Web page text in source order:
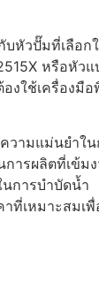
บหัวปั๊มที่เลือก
หรือหัว
งใช้เครื่องมือ
วามแม่นยำใ
ารผลิตที่เข้ม
นการบำบัดน้ำ
ที่เหมาะสมเ